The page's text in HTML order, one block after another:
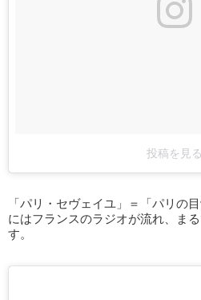
投稿を見る
「パリ・セヴェイユ」＝「パリの
にはフランスのラジオが流れ、ま
す。